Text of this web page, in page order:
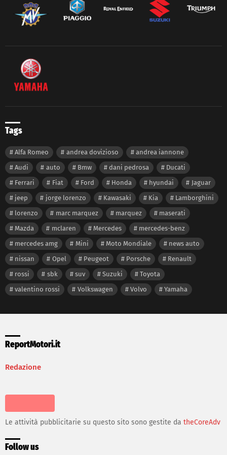
Tags
Alfa Romeo andrea dovizioso
andrea iannone
Audi
auto Bmw dani pedrosa
Ducati
Ferrari
Fiat Ford Honda hyundai
Jaguar
jeep
jorge lorenzo Kawasaki Kia
Lamborghini
lorenzo
marc marquez marquez
maserati
Mazda
mclaren Mercedes
mercedes-benz
mercedes amg
Mini Moto Mondiale
news auto
nissan
Opel Peugeot Porsche
Renault
rossi
sbk suv Suzuki
Toyota
valentino rossi
Volkswagen Volvo Yamaha
ReportMotori.it
Redazione
Le attività pubblicitarie su questo sito sono gestite da theCoreAdv
Follow us